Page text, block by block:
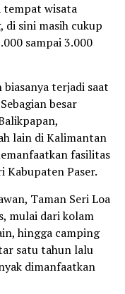
tempat wisata
sini masih cukup
sampai 3.000
terjadi saat
besar
lain di Kalimantan
fasilitas
Kabupaten Paser.
Taman Seri Loa
mulai dari kolam
hingga camping
satu tahun lalu
dimanfaatkan